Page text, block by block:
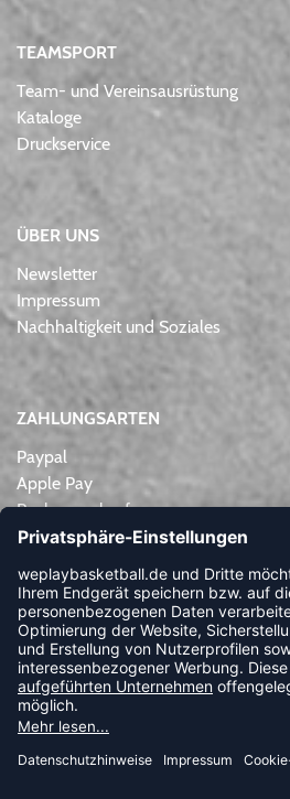
TEAMSPORT
Team- und Vereinsausrüstung
Kataloge
Druckservice
ÜBER UNS
Newsletter
Impressum
Nachhaltigkeit und Soziales
ZAHLUNGSARTEN
Paypal
Apple Pay
Rechnungskauf
Lastschrift
Kreditkarte
Vorkasse
NEWSLETTER